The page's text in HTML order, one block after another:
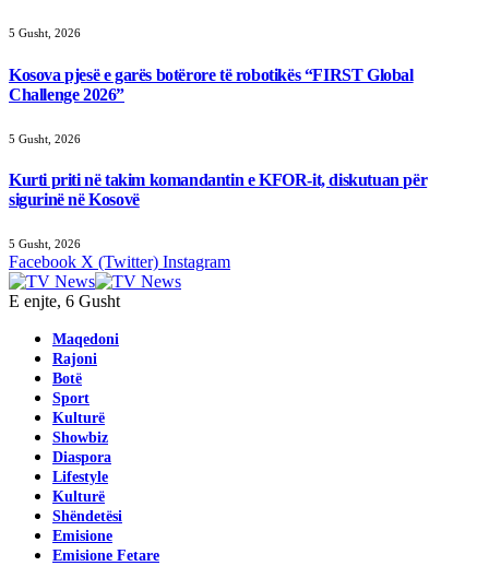
5 Gusht, 2026
Kosova pjesë e garës botërore të robotikës “FIRST Global
Challenge 2026”
5 Gusht, 2026
Kurti priti në takim komandantin e KFOR-it, diskutuan për
sigurinë në Kosovë
5 Gusht, 2026
Facebook X (Twitter) Instagram
E enjte, 6 Gusht
Maqedoni
Rajoni
Botë
Sport
Kulturë
Showbiz
Diaspora
Lifestyle
Kulturë
Shëndetësi
Emisione
Emisione Fetare